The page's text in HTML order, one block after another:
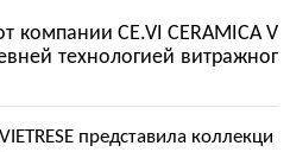
компании CE.VI CERAMICA V
технологией витражног
представила коллекци